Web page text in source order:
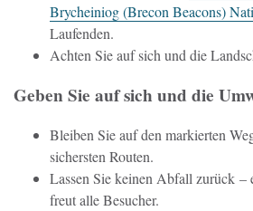
Brycheiniog (Brecon Beacons)
Laufenden.
Achten Sie auf sich und die
Geben Sie auf sich und die
Bleiben Sie auf den markierten
sichersten Routen.
Lassen Sie keinen Abfall zurück –
freut alle Besucher.